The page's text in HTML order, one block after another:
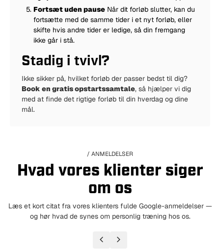
Fortsæt uden pause Når dit forløb slutter, kan du
fortsætte med de samme tider i et nyt forløb, eller
skifte hvis andre tider er ledige, så din fremgang
ikke går i stå.
Stadig i tvivl?
Ikke sikker på, hvilket forløb der passer bedst til dig?
Book en gratis opstartssamtale, så hjælper vi dig
med at finde det rigtige forløb til din hverdag og dine
mål.
/ ANMELDELSER
Hvad vores klienter siger
om os
Læs et kort citat fra vores klienters fulde Google-anmeldelser —
og hør hvad de synes om personlig træning hos os.